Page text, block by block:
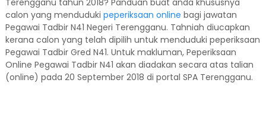
Terengganu tahun 2018? Panduan buat anda khususnya
calon yang menduduki peperiksaan online bagi jawatan
Pegawai Tadbir N41 Negeri Terengganu. Tahniah diucapkan
kerana calon yang telah dipilih untuk menduduki peperiksaan
Pegawai Tadbir Gred N41. Untuk makluman, Peperiksaan
Online Pegawai Tadbir N41 akan diadakan secara atas talian
(online) pada 20 September 2018 di portal SPA Terengganu.